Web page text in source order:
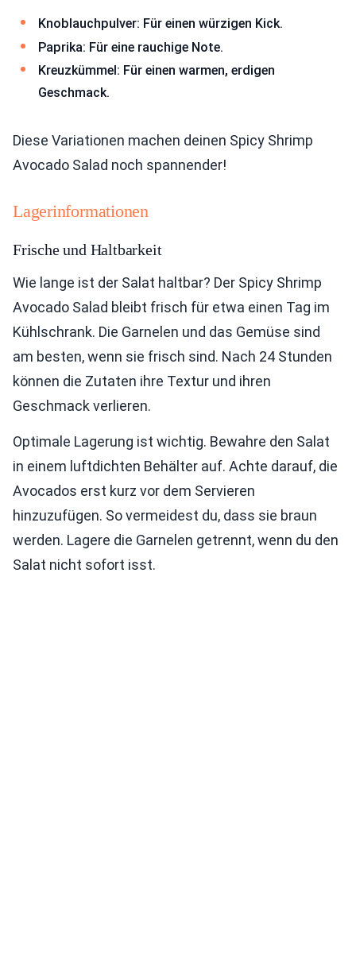
Knoblauchpulver: Für einen würzigen Kick.
Paprika: Für eine rauchige Note.
Kreuzkümmel: Für einen warmen, erdigen
Geschmack.
Diese Variationen machen deinen Spicy Shrimp
Avocado Salad noch spannender!
Lagerinformationen
Frische und Haltbarkeit
Wie lange ist der Salat haltbar? Der Spicy Shrimp
Avocado Salad bleibt frisch für etwa einen Tag im
Kühlschrank. Die Garnelen und das Gemüse sind
am besten, wenn sie frisch sind. Nach 24 Stunden
können die Zutaten ihre Textur und ihren
Geschmack verlieren.
Optimale Lagerung ist wichtig. Bewahre den Salat
in einem luftdichten Behälter auf. Achte darauf, die
Avocados erst kurz vor dem Servieren
hinzuzufügen. So vermeidest du, dass sie braun
werden. Lagere die Garnelen getrennt, wenn du den
Salat nicht sofort isst.